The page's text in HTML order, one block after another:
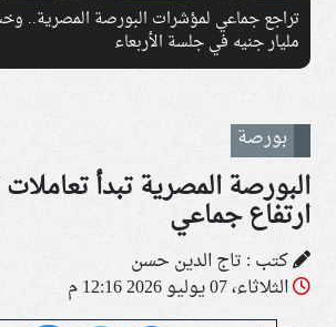
مليار جنيه في جلسة الأربعاء
بورصة
البورصة المصرية تبدأ تعاملات
ارتفاع جماعي
كتب : تاج الدين حسن
الثلاثاء، 07 يوليو 2026 12:16 م